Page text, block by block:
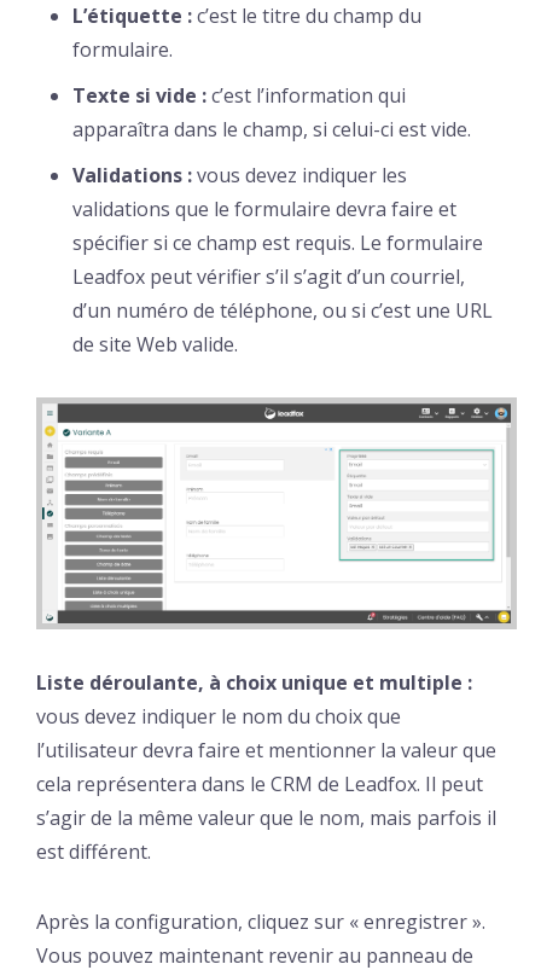
L’étiquette :c’est le titre du champ du
formulaire.
Texte si vide :c’est l’information qui
apparaîtra dans le champ, si celui-ci est vide.
Validations :vous devez indiquer les
validations que le formulaire devra faire et
spécifier si ce champ est requis. Le formulaire
Leadfox peut vérifier s’il s’agit d’un courriel,
d’un numéro de téléphone, ou si c’est une URL
de site Web valide.
Liste déroulante, à choix unique et multiple :
vous devez indiquer le nom du choix que
l’utilisateur devra faire et mentionner la valeur que
cela représentera dans le CRM de Leadfox. Il peut
s’agir de la même valeur que le nom, mais parfois il
est différent.
Après la configuration, cliquez sur « enregistrer ».
Vous pouvez maintenant revenir au panneau de